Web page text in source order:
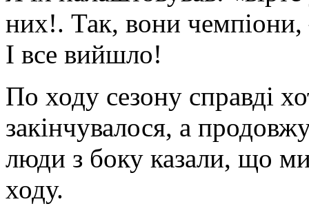
них!. Так, вони чемпіони,
І все вийшло!
По ходу сезону справді
закінчувалося, а
люди з боку казали, що
ходу.